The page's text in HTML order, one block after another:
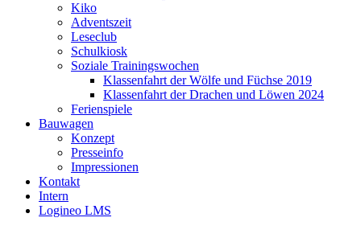
Kiko
Adventszeit
Leseclub
Schulkiosk
Soziale Trainingswochen
Klassenfahrt der Wölfe und Füchse 2019
Klassenfahrt der Drachen und Löwen 2024
Ferienspiele
Bauwagen
Konzept
Presseinfo
Impressionen
Kontakt
Intern
Logineo LMS